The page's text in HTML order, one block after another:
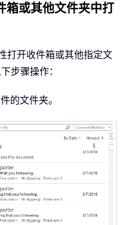
箱或其他文件夹中打
打开收件箱或其他指定文
步骤操作：
的文件夹。